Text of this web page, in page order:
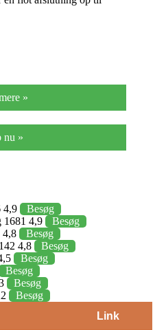
»
nu »
4,9
Besøg
1681 4,9
Besøg
4,8
Besøg
4,8
Besøg
Besøg
Besøg
Besøg
Besøg
Link